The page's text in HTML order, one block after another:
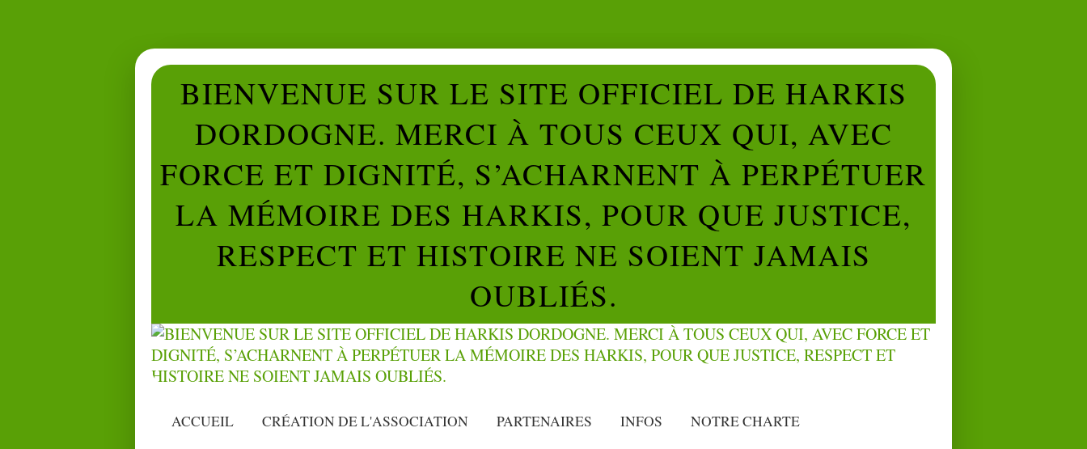
BIENVENUE SUR LE SITE OFFICIEL DE HARKIS
DORDOGNE. MERCI À TOUS CEUX QUI, AVEC
FORCE ET DIGNITÉ, S’ACHARNENT À PERPÉTUER
LA MÉMOIRE DES HARKIS, POUR QUE JUSTICE,
RESPECT ET HISTOIRE NE SOIENT JAMAIS
OUBLIÉS.
ACCUEIL CRÉATION DE L'ASSOCIATION PARTENAIRES INFOS NOTRE CHARTE